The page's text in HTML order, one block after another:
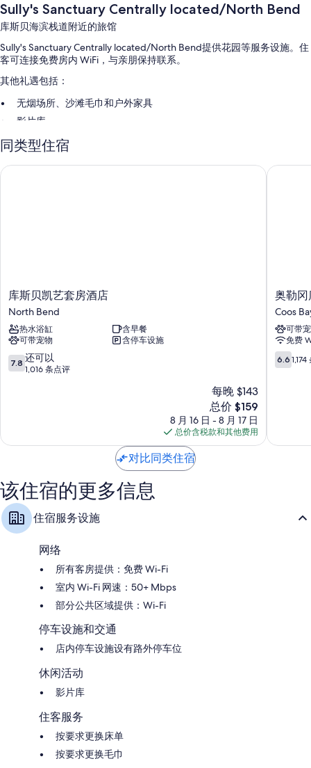
Sully's Sanctuary Centrally located/North Bend
库斯贝海滨栈道附近的旅馆
Sully's Sanctuary Centrally located/North Bend提供花园等服务设施。住
客可连接免费房内 WiFi，与亲朋保持联系。
其他礼遇包括：
无烟场所、沙滩毛巾和户外家具
影片库
客房特色
Sully's Sanctuary Centrally located/North Bend的所有客房均提供壁炉和
同类型住宿
库
斯
贝
凯
艺
套
房
库斯贝凯艺套房酒店
North Bend
热水浴缸
含早餐
可带宠物
含停车设施
7.8
分，
以，
点
评
7.8 还可以
1,016 条点评
每晚 $143
新
格
$159
总价 $159
8 月 16 日 - 8 月 17 日
总价含税款和其他费用
库斯贝凯艺套房酒店
奥
勒
冈
库
斯
湾
6
Coos
奥勒
Coos
可带
免费
6.6
分，
点
6.6
奥勒冈
对比同类住宿
该住宿的更多信息
住宿服务设施
网络
所有客房提供：免费 Wi-Fi
室内 Wi-Fi 网速：50+ Mbps
部分公共区域提供：Wi-Fi
停车设施和交通
店内停车设施设有路外停车位
休闲活动
影片库
住客服务
按要求更换床单
按要求更换毛巾